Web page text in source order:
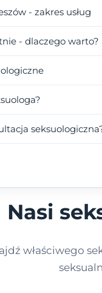
- zakres usług
- dlaczego warto?
Nasi
właściwego